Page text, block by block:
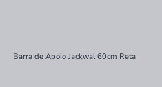
Barra de Apoio Jackwal 60cm Reta